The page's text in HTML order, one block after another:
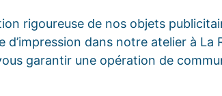
rigoureuse de nos objets
d’impression dans notre atelier à La
garantir une opération de